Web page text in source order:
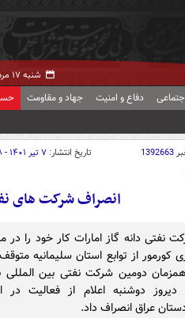
شنبه ۱۷ مرداد ۱۴۰۵ -
دفاع و امنیت جهاد و مقاومت
1392663 تاریخ انتشار: ۷ تیر ۱۴۰۱ - ۱۲:۱۸
انصراف شرکت های
نفتی دانه گاز امارات کار خود را در
کورمور از توابع استان سلیمانیه
دومین شرکت نفتی بین المللی
دیروز دوشنبه اعلام از فعالیت در
عراق انصراف داد.